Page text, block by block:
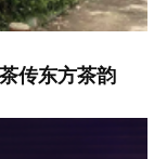
传东方茶韵